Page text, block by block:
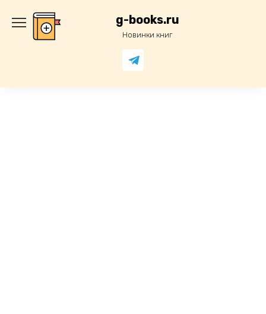
содержанию
g-books.ru
Новинки книг